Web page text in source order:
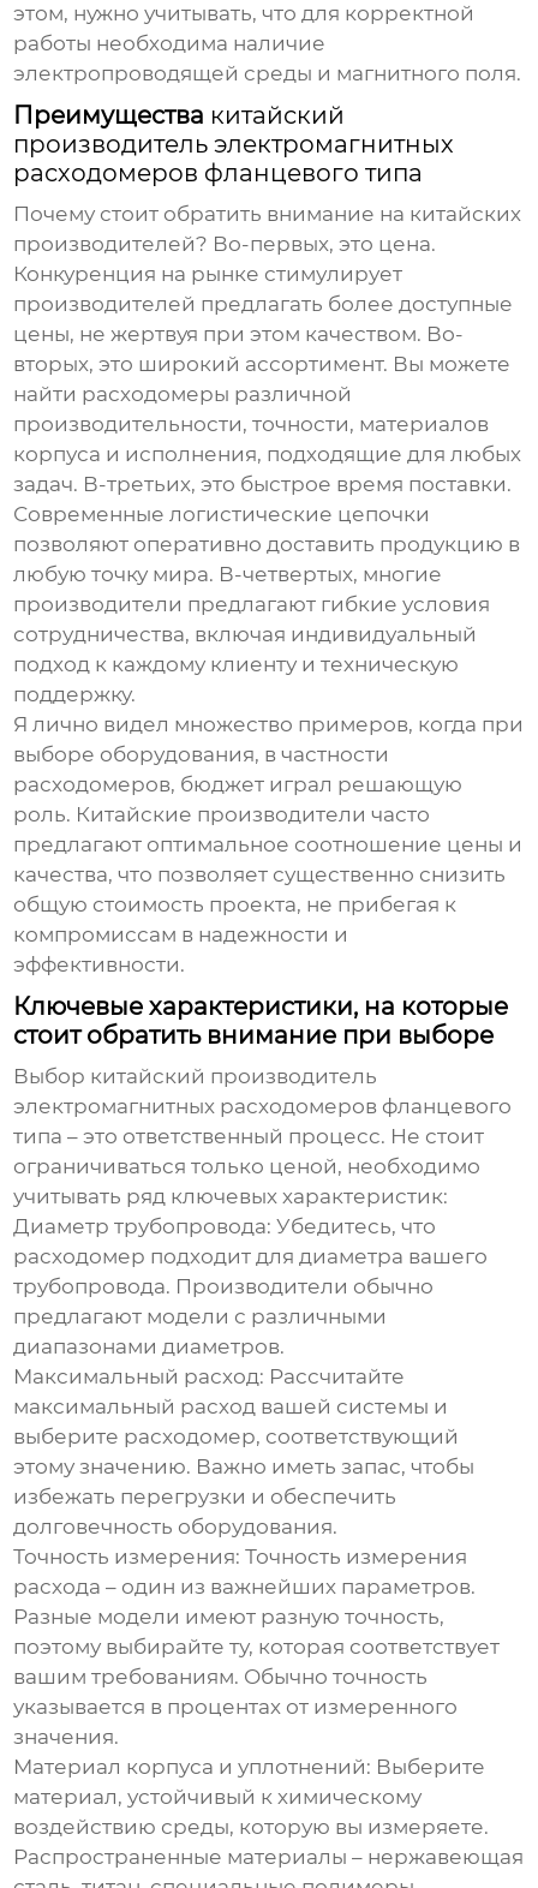
этом, нужно учитывать, что для корректной
работы необходима наличие
электропроводящей среды и магнитного поля.
Преимущества китайский
производитель электромагнитных
расходомеров фланцевого типа
Почему стоит обратить внимание на китайских
производителей? Во-первых, это цена.
Конкуренция на рынке стимулирует
производителей предлагать более доступные
цены, не жертвуя при этом качеством. Во-
вторых, это широкий ассортимент. Вы можете
найти расходомеры различной
производительности, точности, материалов
корпуса и исполнения, подходящие для любых
задач. В-третьих, это быстрое время поставки.
Современные логистические цепочки
позволяют оперативно доставить продукцию в
любую точку мира. В-четвертых, многие
производители предлагают гибкие условия
сотрудничества, включая индивидуальный
подход к каждому клиенту и техническую
поддержку.
Я лично видел множество примеров, когда при
выборе оборудования, в частности
расходомеров, бюджет играл решающую
роль. Китайские производители часто
предлагают оптимальное соотношение цены и
качества, что позволяет существенно снизить
общую стоимость проекта, не прибегая к
компромиссам в надежности и
эффективности.
Ключевые характеристики, на которые
стоит обратить внимание при выборе
Выбор китайский производитель
электромагнитных расходомеров фланцевого
типа – это ответственный процесс. Не стоит
ограничиваться только ценой, необходимо
учитывать ряд ключевых характеристик:
Диаметр трубопровода: Убедитесь, что
расходомер подходит для диаметра вашего
трубопровода. Производители обычно
предлагают модели с различными
диапазонами диаметров.
Максимальный расход: Рассчитайте
максимальный расход вашей системы и
выберите расходомер, соответствующий
этому значению. Важно иметь запас, чтобы
избежать перегрузки и обеспечить
долговечность оборудования.
Точность измерения: Точность измерения
расхода – один из важнейших параметров.
Разные модели имеют разную точность,
поэтому выбирайте ту, которая соответствует
вашим требованиям. Обычно точность
указывается в процентах от измеренного
значения.
Материал корпуса и уплотнений: Выберите
материал, устойчивый к химическому
воздействию среды, которую вы измеряете.
Распространенные материалы – нержавеющая